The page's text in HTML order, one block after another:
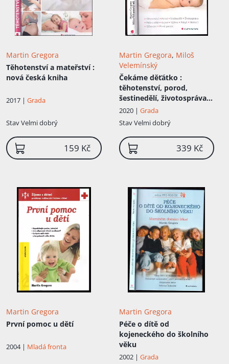
Martin Gregora
Těhotenství a mateřství:
nová česká kniha
2017 | Grada
StavVelmi dobrý
159 Kč
Martin Gregora, Miloš
Velemínský
Čekáme děťátko :
těhotenství, porod,
šestinedělí, životospráva,
péče o dítě, kojení, výživa,
pohyb, nemoci, očkování,
2020 | Grada
StavVelmi dobrý
339 Kč
Martin Gregora
První pomoc u dětí
2004 | Mladá fronta
Martin Gregora
Péče o dítě od
kojeneckého do školního
věku
2002 | Grada